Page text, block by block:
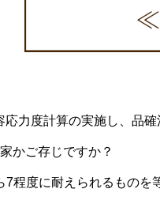
力度計算の実施し、品
かご存じですか？
7程度に耐えられるもの